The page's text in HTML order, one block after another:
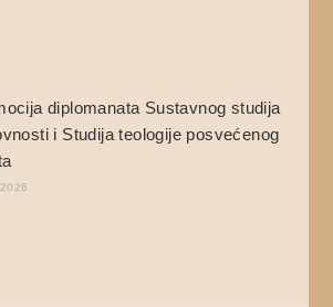
diplomanata Sustavnog studija
i Studija teologije posvećenog